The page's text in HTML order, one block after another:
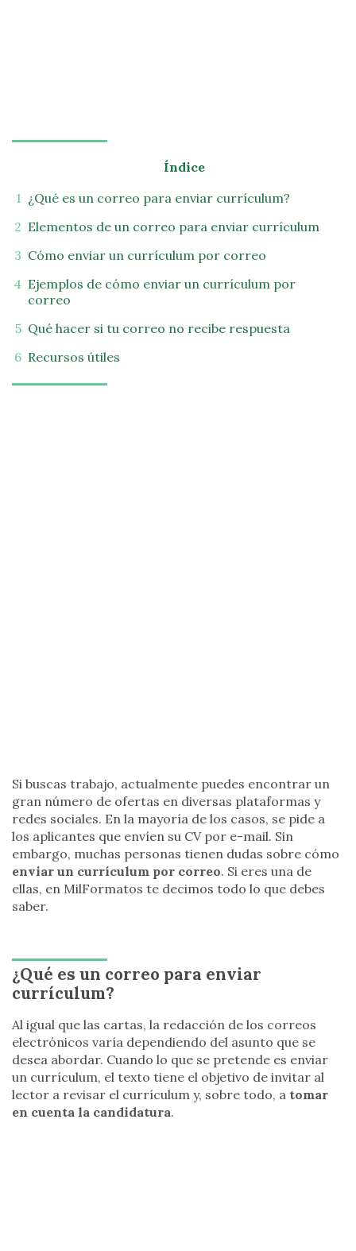
Índice
¿Qué es un correo para enviar currículum?
Elementos de un correo para enviar currículum
Cómo enviar un currículum por correo
Ejemplos de cómo enviar un currículum por
correo
Qué hacer si tu correo no recibe respuesta
Recursos útiles
Si buscas trabajo, actualmente puedes encontrar un
gran número de ofertas en diversas plataformas y
redes sociales. En la mayoría de los casos, se pide a
los aplicantes que envíen su CV por e-mail. Sin
embargo, muchas personas tienen dudas sobre cómo
enviar un currículum por correo. Si eres una de
ellas, en MilFormatos te decimos todo lo que debes
saber.
¿Qué es un correo para enviar
currículum?
Al igual que las cartas, la redacción de los correos
electrónicos varía dependiendo del asunto que se
desea abordar. Cuando lo que se pretende es enviar
un currículum, el texto tiene el objetivo de invitar al
lector a revisar el currículum y, sobre todo, a tomar
en cuenta la candidatura.